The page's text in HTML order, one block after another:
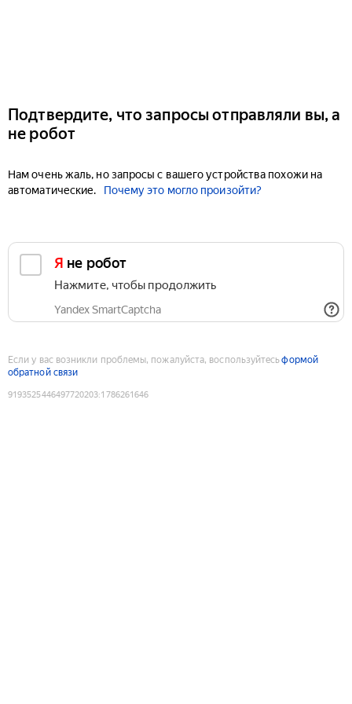
Подтвердите, что запросы отправляли вы, а
не робот
Нам очень жаль, но запросы с вашего устройства похожи на
автоматические.
Почему это могло произойти?
Я не робот
Нажмите, чтобы продолжить
Yandex SmartCaptcha
Если у вас возникли проблемы, пожалуйста, воспользуйтесьформой
обратной связи
9193525446497720203:1786261646